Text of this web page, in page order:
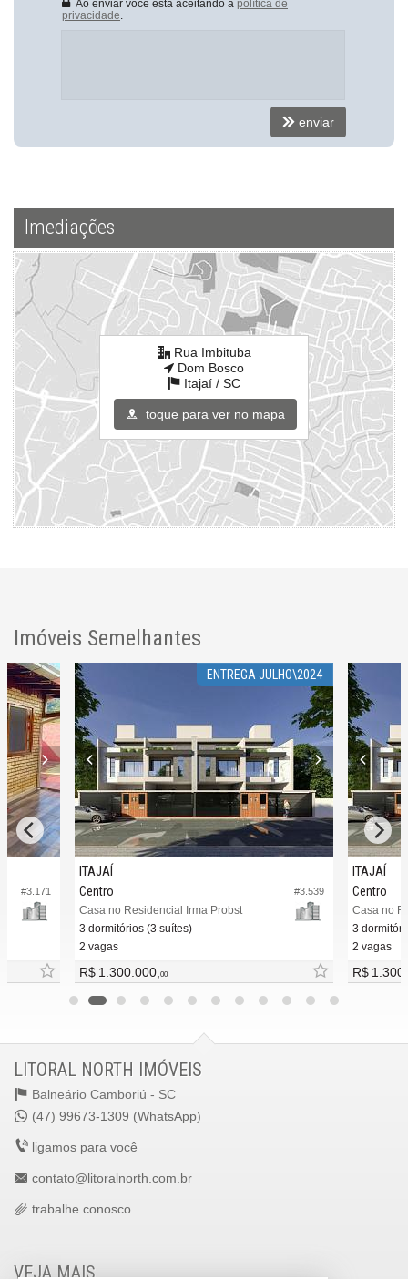
Ao enviar você está aceitando a política de
privacidade
enviar
Imediações
Rua Imbituba
Dom Bosco
Itajaí / SC
toque para ver no mapa
Imóveis Semelhantes
#3.171
ENTREGA JULHO\2024
#3.539
ITAJAÍ
Centro
Casa no Residencial Irma Probst
3 dormitórios (3 suítes)
2 vagas
R$ 1.300.000, 00
ITAJAÍ
Centro
Casa no
3
2 vagas
R$
LITORAL NORTH IMÓVEIS
Balneário Camboriú - SC
(47) 99673-1309 (WhatsApp)
ligamos para você
contato@litoralnorth.com.br
trabalhe conosco
VEJA MAIS